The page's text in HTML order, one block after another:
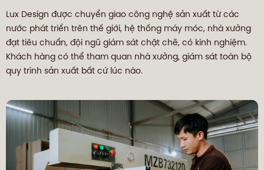
Lux Design được chuyển giao công nghệ sản xuất từ các
nước phát triển trên thế giới, hệ thống máy móc, nhà xưởng
đạt tiêu chuẩn, đội ngũ giám sát chặt chẽ, có kinh nghiệm.
Khách hàng có thể tham quan nhà xưởng, giám sát toàn bộ
quy trình sản xuất bất cứ lúc nào.